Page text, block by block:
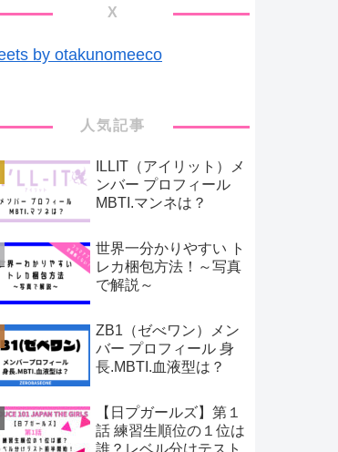
X
by otakunomeeco
人気記事
ILLIT（アイリット）メ
ンバー プロフィール
MBTI.マンネは？
世界一分かりやすい ト
レカ梱包方法！～写真
で解説～
ZB1（ゼべワン）メン
バー プロフィール 身
長.MBTI.血液型は？
【日プガールズ】第１
話 練習生順位の１位は